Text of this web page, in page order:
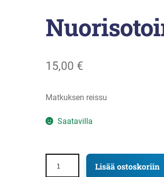
15,00 €
Matkuksen reissu
Saatavilla
Nuorisotoimen
maksut
Lisää ostoskoriin